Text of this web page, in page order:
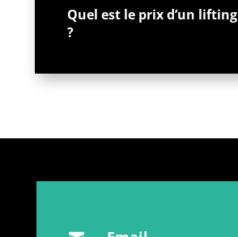
Quel est le prix d’un lifting
?